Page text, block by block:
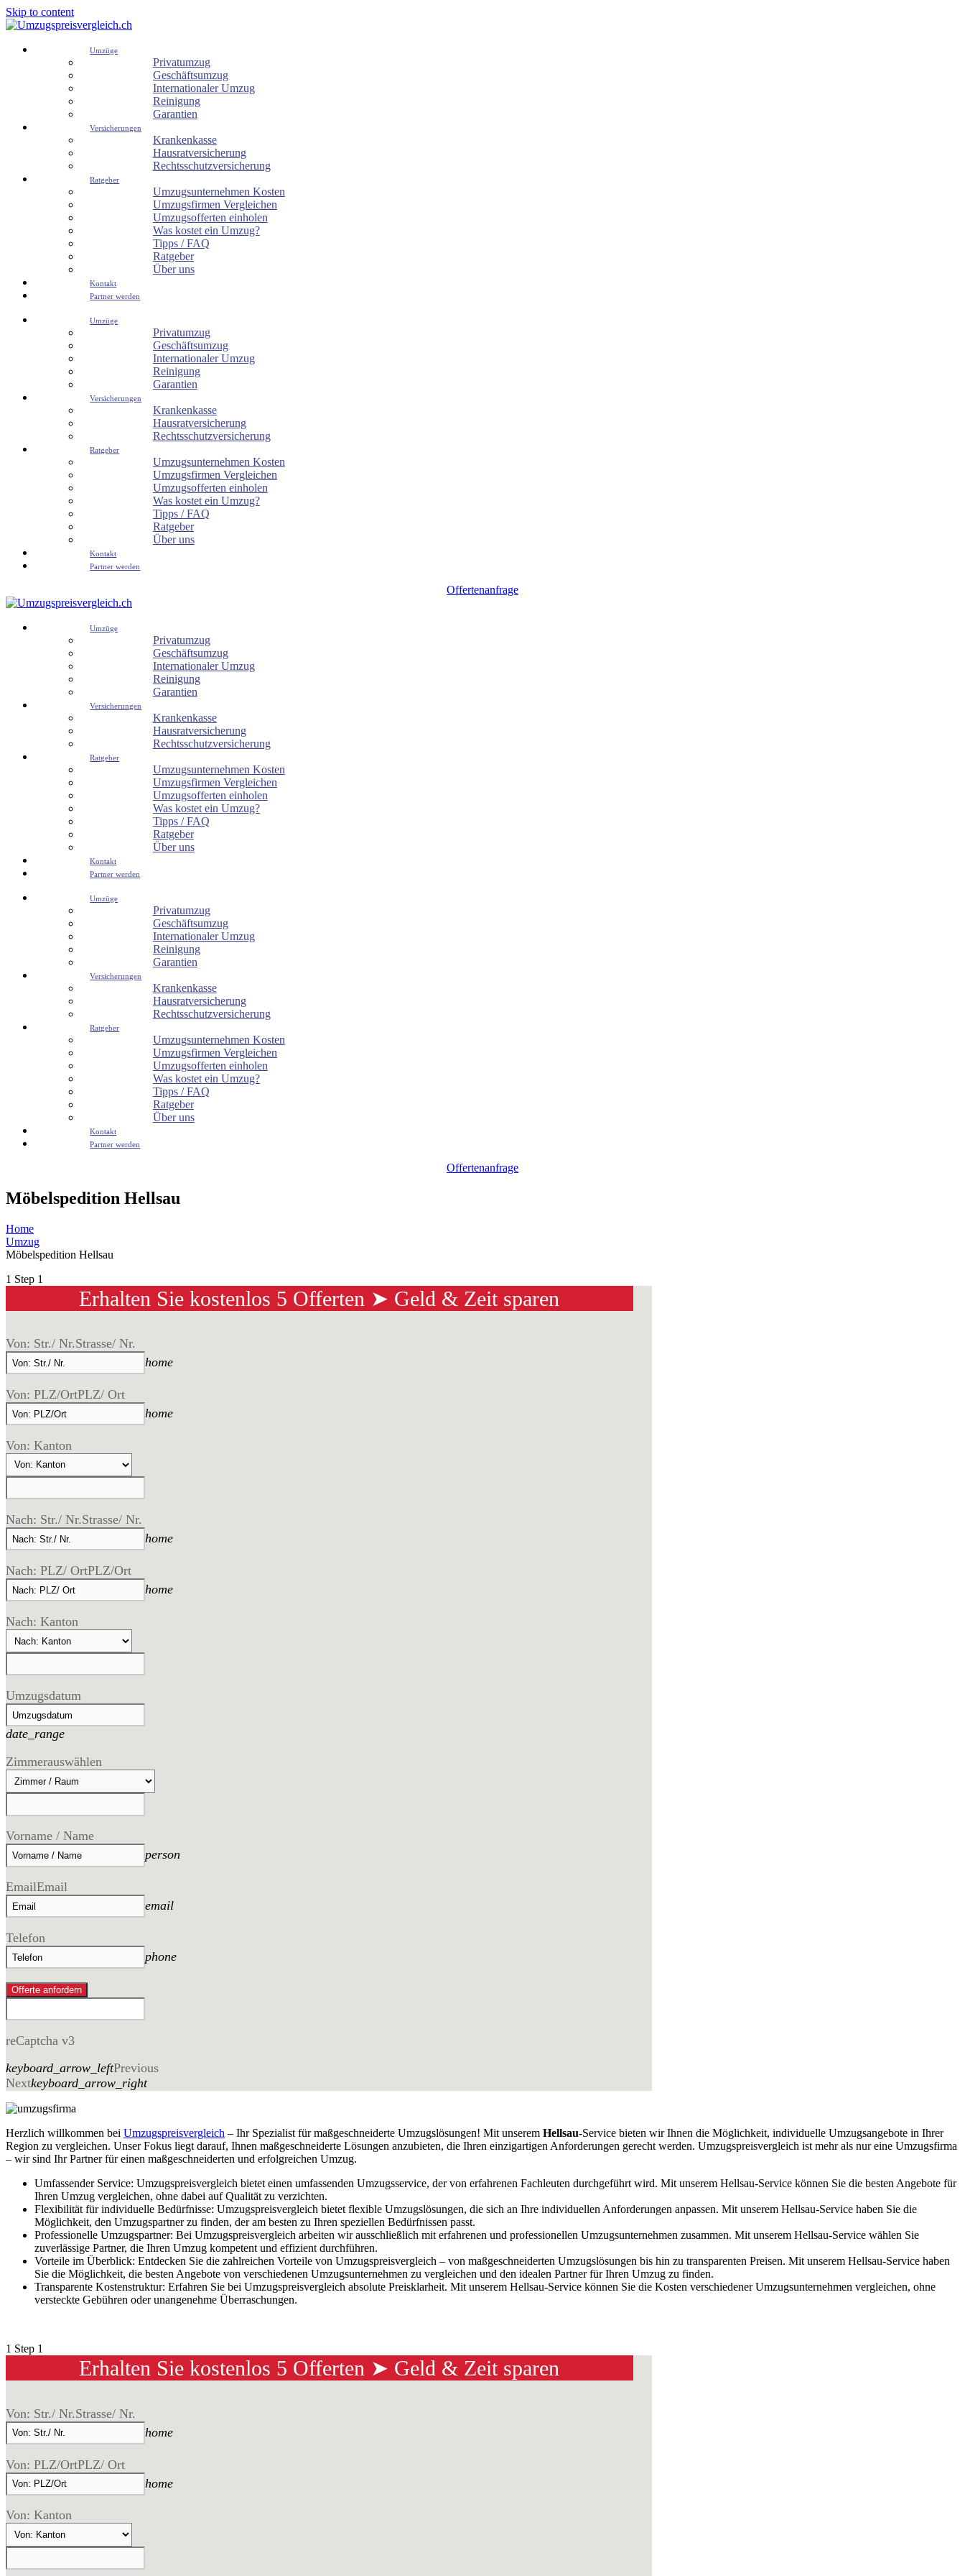
Skip to content
Umzüge
Privatumzug
Geschäftsumzug
Internationaler Umzug
Reinigung
Garantien
Versicherungen
Krankenkasse
Hausratversicherung
Rechtsschutzversicherung
Ratgeber
Umzugsunternehmen Kosten
Umzugsfirmen Vergleichen
Umzugsofferten einholen
Was kostet ein Umzug?
Tipps / FAQ
Ratgeber
Über uns
Kontakt
Partner werden
Umzüge
Privatumzug
Geschäftsumzug
Internationaler Umzug
Reinigung
Garantien
Versicherungen
Krankenkasse
Hausratversicherung
Rechtsschutzversicherung
Ratgeber
Umzugsunternehmen Kosten
Umzugsfirmen Vergleichen
Umzugsofferten einholen
Was kostet ein Umzug?
Tipps / FAQ
Ratgeber
Über uns
Kontakt
Partner werden
Offertenanfrage
Umzüge
Privatumzug
Geschäftsumzug
Internationaler Umzug
Reinigung
Garantien
Versicherungen
Krankenkasse
Hausratversicherung
Rechtsschutzversicherung
Ratgeber
Umzugsunternehmen Kosten
Umzugsfirmen Vergleichen
Umzugsofferten einholen
Was kostet ein Umzug?
Tipps / FAQ
Ratgeber
Über uns
Kontakt
Partner werden
Umzüge
Privatumzug
Geschäftsumzug
Internationaler Umzug
Reinigung
Garantien
Versicherungen
Krankenkasse
Hausratversicherung
Rechtsschutzversicherung
Ratgeber
Umzugsunternehmen Kosten
Umzugsfirmen Vergleichen
Umzugsofferten einholen
Was kostet ein Umzug?
Tipps / FAQ
Ratgeber
Über uns
Kontakt
Partner werden
Offertenanfrage
Möbelspedition Hellsau
Home
Umzug
Möbelspedition Hellsau
1 Step 1
Erhalten Sie kostenlos 5 Offerten ➤ Geld & Zeit sparen
Von: Str./ Nr.Strasse/ Nr.
home
Von: PLZ/OrtPLZ/ Ort
home
Von: Kanton
Nach: Str./ Nr.Strasse/ Nr.
home
Nach: PLZ/ OrtPLZ/Ort
home
Nach: Kanton
Umzugsdatum
date_range
Zimmerauswählen
Vorname / Name
person
EmailEmail
email
Telefon
phone
Offerte anfordern
reCaptcha v3
keyboard_arrow_leftPrevious
Nextkeyboard_arrow_right
Herzlich willkommen bei Umzugspreisvergleich – Ihr Spezialist für maßgeschneiderte Umzugslösungen! Mit unserem Hellsau-Service bieten wir Ihnen die Möglichkeit, individuelle Umzugsangebote in Ihrer
Region zu vergleichen. Unser Fokus liegt darauf, Ihnen maßgeschneiderte Lösungen anzubieten, die Ihren einzigartigen Anforderungen gerecht werden. Umzugspreisvergleich ist mehr als nur eine Umzugsfirma
– wir sind Ihr Partner für einen maßgeschneiderten und erfolgreichen Umzug.
Umfassender Service: Umzugspreisvergleich bietet einen umfassenden Umzugsservice, der von erfahrenen Fachleuten durchgeführt wird. Mit unserem Hellsau-Service können Sie die besten Angebote für
Ihren Umzug vergleichen, ohne dabei auf Qualität zu verzichten.
Flexibilität für individuelle Bedürfnisse: Umzugspreisvergleich bietet flexible Umzugslösungen, die sich an Ihre individuellen Anforderungen anpassen. Mit unserem Hellsau-Service haben Sie die
Möglichkeit, den Umzugspartner zu finden, der am besten zu Ihren speziellen Bedürfnissen passt.
Professionelle Umzugspartner: Bei Umzugspreisvergleich arbeiten wir ausschließlich mit erfahrenen und professionellen Umzugsunternehmen zusammen. Mit unserem Hellsau-Service wählen Sie
zuverlässige Partner, die Ihren Umzug kompetent und effizient durchführen.
Vorteile im Überblick: Entdecken Sie die zahlreichen Vorteile von Umzugspreisvergleich – von maßgeschneiderten Umzugslösungen bis hin zu transparenten Preisen. Mit unserem Hellsau-Service haben
Sie die Möglichkeit, die besten Angebote von verschiedenen Umzugsunternehmen zu vergleichen und den idealen Partner für Ihren Umzug zu finden.
Transparente Kostenstruktur: Erfahren Sie bei Umzugspreisvergleich absolute Preisklarheit. Mit unserem Hellsau-Service können Sie die Kosten verschiedener Umzugsunternehmen vergleichen, ohne
versteckte Gebühren oder unangenehme Überraschungen.
1 Step 1
Erhalten Sie kostenlos 5 Offerten ➤ Geld & Zeit sparen
Von: Str./ Nr.Strasse/ Nr.
home
Von: PLZ/OrtPLZ/ Ort
home
Von: Kanton